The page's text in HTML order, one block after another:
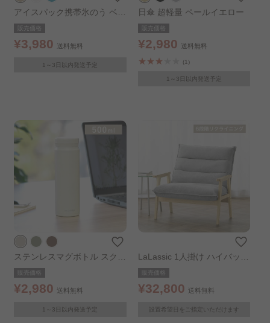
アイスパック携帯氷のう ベー
ジュ
販売価格
¥3,980 送料無料
1～3日以内発送予定
日傘 超軽量 ペールイエロー
販売価格
¥2,980 送料無料
(1)
1～3日以内発送予定
ステンレスマグボトル スクリ
ュータイプ ペールホワイト
販売価格
¥2,980 送料無料
1～3日以内発送予定
LaLassic 1人掛け ハイバック
ソファ ワイド グレー 組み立
て設置あり
販売価格
¥32,800 送料無料
設置希望日をご指定いただけます